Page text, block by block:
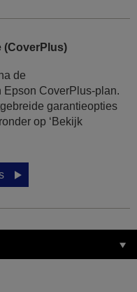
(CoverPlus)
de
Epson CoverPlus-plan.
garantieopties
op ‘Bekijk